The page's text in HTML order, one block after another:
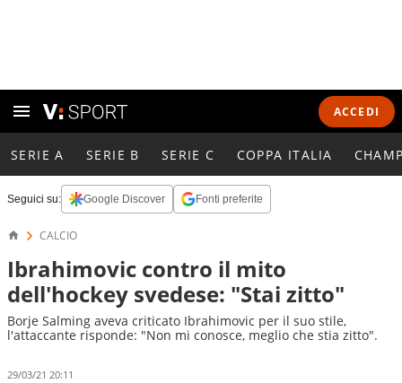
ACCEDI
SERIE A SERIE B SERIE C COPPA ITALIA
Seguici su: Google Discover Fonti preferite
CALCIO
Ibrahimovic contro il mito
dell'hockey svedese: "Stai zitto"
Borje Salming aveva criticato Ibrahimovic per il suo stile,
l'attaccante risponde: "Non mi conosce, meglio che stia zitto".
29/03/21 20:11